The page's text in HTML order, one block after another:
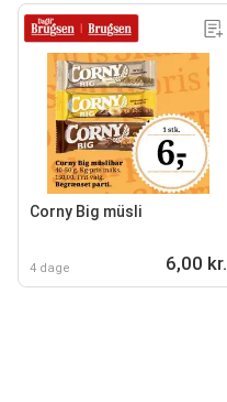
Corny Big müsli
4 dage 6,00 kr.